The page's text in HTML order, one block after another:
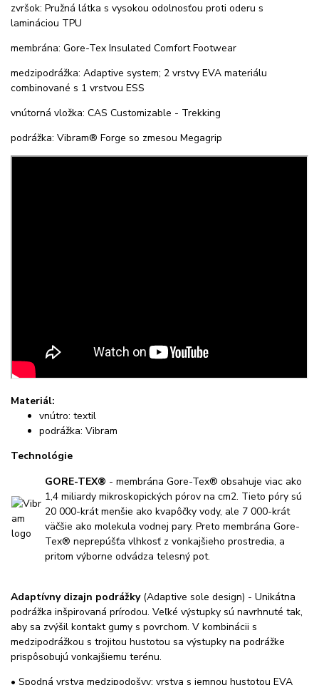
zvršok: Pružná látka s vysokou odolnosťou proti oderu s
lamináciou TPU
membrána: Gore-Tex Insulated Comfort Footwear
medzipodrážka: Adaptive system; 2 vrstvy EVA materiálu
combinované s 1 vrstvou ESS
vnútorná vložka: CAS Customizable - Trekking
podrážka: Vibram® Forge so zmesou Megagrip
Materiál:
vnútro: textil
podrážka: Vibram
Technológie
GORE-TEX® - membrána Gore-Tex® obsahuje viac ako
1,4 miliardy mikroskopických pórov na cm2. Tieto póry sú
20 000-krát menšie ako kvapôčky vody, ale 7 000-krát
väčšie ako molekula vodnej pary. Preto membrána Gore-
Tex® neprepúšťa vlhkosť z vonkajšieho prostredia, a
pritom výborne odvádza telesný pot.
Adaptívny dizajn podrážky(Adaptive sole design) - Unikátna
podrážka inšpirovaná prírodou. Veľké výstupky sú navrhnuté tak,
aby sa zvýšil kontakt gumy s povrchom. V kombinácii s
medzipodrážkou s trojitou hustotou sa výstupky na podrážke
prispôsobujú vonkajšiemu terénu.
• Spodná vrstva medzipodošvy: vrstva s jemnou hustotou EVA